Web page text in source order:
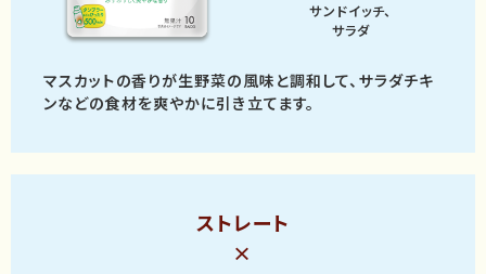
サンドイッチ、
サラダ
マスカットの香りが生野菜の風味と調和して、 サラダチキ
ンなどの食材を爽やかに引き立てます。
ストレート
×